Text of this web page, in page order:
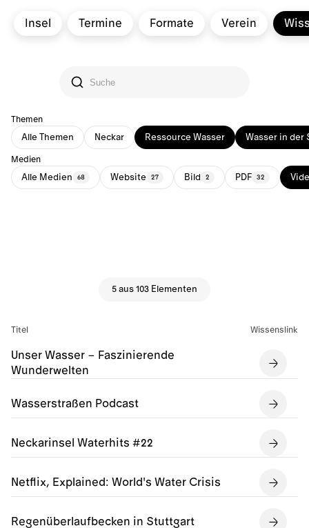
Insel Termine Formate Verein
Themen
Alle Themen Neckar Ressource Wasser Wasser in der
Medien
Alle Medien 68 Website 27 Bild 2 PDF 32
5 aus 103 Elementen
Titel Wissenslink
Unser Wasser – Faszinierende
Wunderwelten
Wasserstraßen Podcast
Neckarinsel Waterhits #22
Netflix, Explained: World's Water Crisis
Regenüberlaufbecken in Stuttgart